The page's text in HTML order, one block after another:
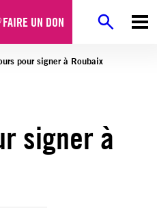
FAIRE UN DON
pour signer à Roubaix
signer à